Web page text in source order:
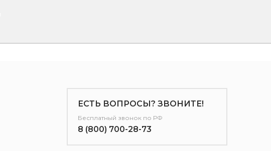
ЕСТЬ ВОПРОСЫ? ЗВОНИТЕ!
Бесплатный звонок по РФ
8 (800) 700-28-73